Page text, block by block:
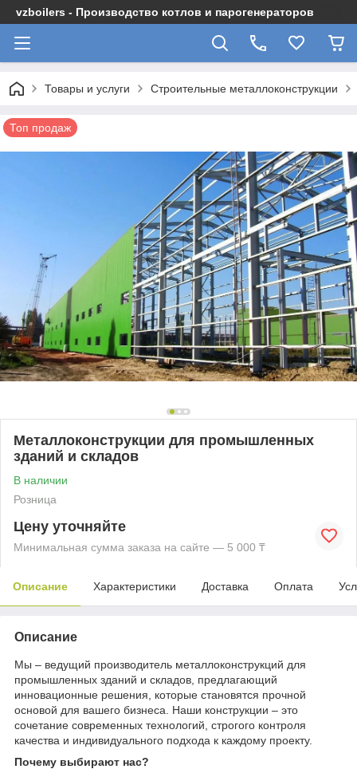
vzboilers - Производство котлов и парогенераторов
Товары и услуги Строительные металлоконструкции
Топ продаж
Металлоконструкции для промышленных
зданий и складов
В наличии
Розница
Цену уточняйте
Минимальная сумма заказа на сайте — 5 000 ₸
Описание Характеристики Доставка Оплата
Описание
Мы – ведущий производитель металлоконструкций для
промышленных зданий и складов, предлагающий
инновационные решения, которые становятся прочной
основой для вашего бизнеса. Наши конструкции – это
сочетание современных технологий, строгого контроля
качества и индивидуального подхода к каждому проекту.
Почему выбирают нас?